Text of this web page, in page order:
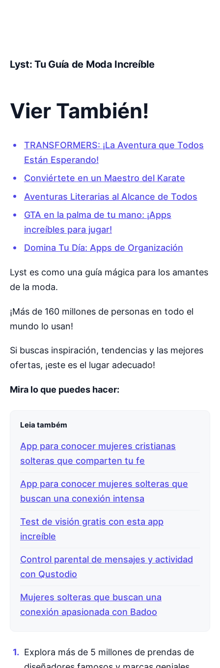
Lyst: Tu Guía de Moda Increíble
Vier También!
TRANSFORMERS: ¡La Aventura que Todos
Están Esperando!
Conviértete en un Maestro del Karate
Aventuras Literarias al Alcance de Todos
GTA en la palma de tu mano: ¡Apps
increíbles para jugar!
Domina Tu Día: Apps de Organización
Lyst es como una guía mágica para los amantes
de la moda.
¡Más de 160 millones de personas en todo el
mundo lo usan!
Si buscas inspiración, tendencias y las mejores
ofertas, ¡este es el lugar adecuado!
Mira lo que puedes hacer:
Leia também
App para conocer mujeres cristianas
solteras que comparten tu fe
App para conocer mujeres solteras que
buscan una conexión intensa
Test de visión gratis con esta app
increíble
Control parental de mensajes y actividad
con Qustodio
Mujeres solteras que buscan una
conexión apasionada con Badoo
Explora más de 5 millones de prendas de